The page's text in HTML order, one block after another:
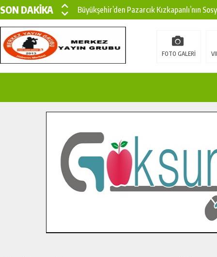
SON DAKİKA
Büyükşehir’den Pazarcık Kızkapanlı’nın
Büyükşehir’den Pazarcık Kırsalına Modern
Çin’den KSÜ’ye Uluslararası Başarı:
İlçe Jandarma Komutanı Karakaya’dan
Bertiz’in Yeni Köprüsünde Sona Doğru.
FOTO GALERİ